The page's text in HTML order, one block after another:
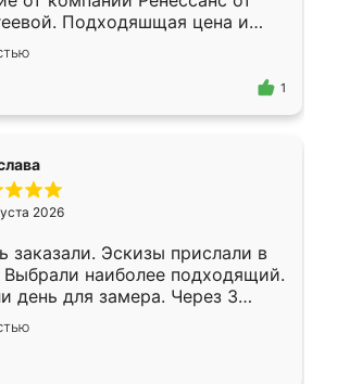
Подходяшщая цена и
изготовления. Приехавший
сотрудник Владислав
моему эскизу самый
1
2026
заказали. Эскизы прислали в
Выбрали наиболее подходящий.
день для замера. Через 3
была уже готова. Остались
Спасибо Ренессанс
работу!